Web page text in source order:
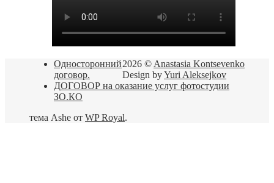
2026 © Anastasia Kontsevenko
Design byYuri Aleksejkov
Односторонний
договор.
ДОГОВОР на оказание услуг фотостудии
ЗО.КО
тема Ashe от WP Royal.